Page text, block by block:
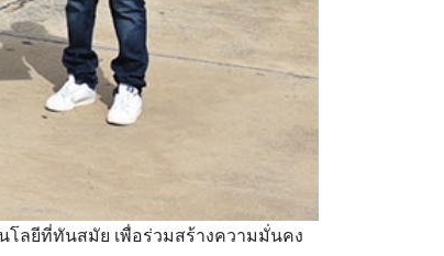
ลยีที่ทันสมัย เพื่อร่วมสร้างความมั่นคง